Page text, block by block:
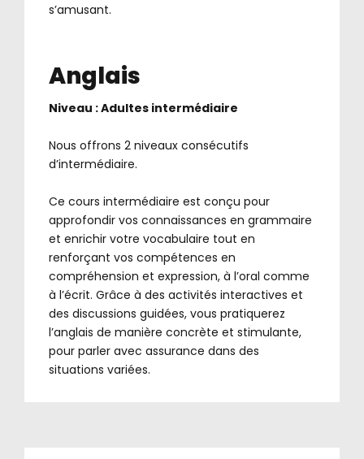
s’amusant.
Anglais
Niveau : Adultes intermédiaire
Nous offrons 2 niveaux consécutifs
d’intermédiaire.
Ce cours intermédiaire est conçu pour
approfondir vos connaissances en grammaire
et enrichir votre vocabulaire tout en
renforçant vos compétences en
compréhension et expression, à l’oral comme
à l’écrit. Grâce à des activités interactives et
des discussions guidées, vous pratiquerez
l’anglais de manière concrète et stimulante,
pour parler avec assurance dans des
situations variées.